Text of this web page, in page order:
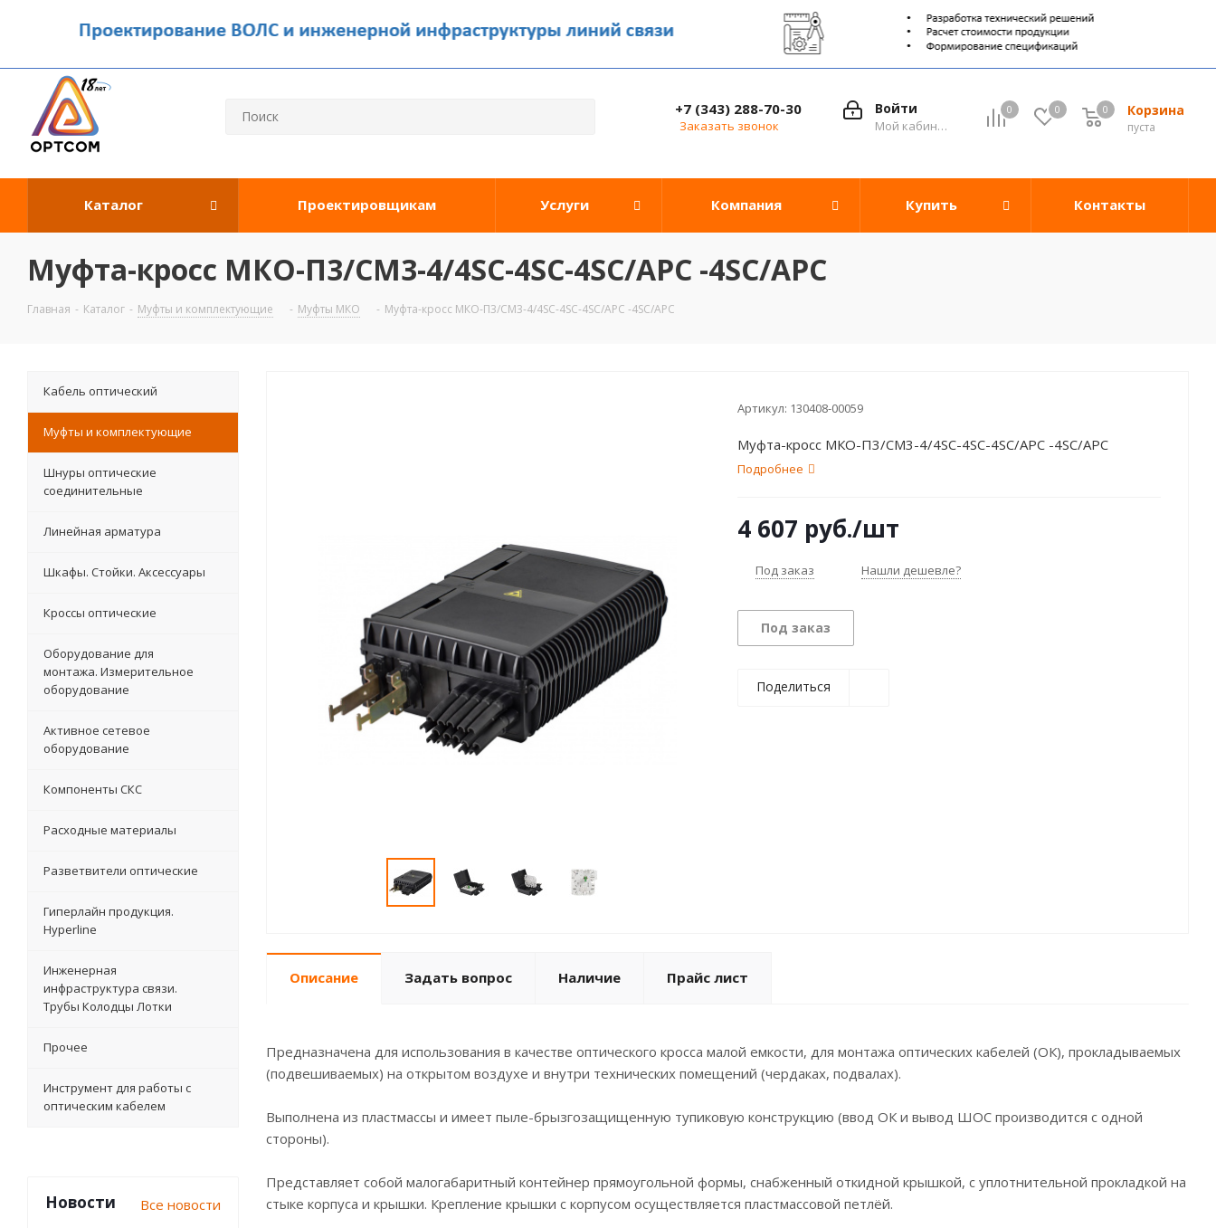
0 0 Корзина
0
пуста
0
Войти
Мой кабинет
+7 (343) 288-70-30
Заказать звонок
Каталог Проектировщикам Услуги Компания Купить Контакты
Муфта-кросс МКО-П3/СМ3-4/4SC-4SC-4SC/APC -4SC/APC
Главная - Каталог - Муфты и комплектующие - Муфты МКО - Муфта-кросс МКО-П3/СМ3-4/4SC-4SC-4SC/APC -4SC/APC
Артикул: 130408-00059
Муфта-кросс МКО-П3/СМ3-4/4SC-4SC-4SC/APC -4SC/APC
Подробнее
4 607 руб./шт
Под заказ Нашли дешевле?
Под заказ
Поделиться
Описание Задать вопрос Наличие Прайс лист
Предназначена для использования в качестве оптического кросса малой емкости, для монтажа оптических кабелей (ОК), прокладываемых
(подвешиваемых) на открытом воздухе и внутри технических помещений (чердаках, подвалах).
Выполнена из пластмассы и имеет пыле-брызгозащищенную тупиковую конструкцию (ввод ОК и вывод ШОС производится с одной
стороны).
Представляет собой малогабаритный контейнер прямоугольной формы, снабженный откидной крышкой, с уплотнительной прокладкой на
стыке корпуса и крышки. Крепление крышки с корпусом осуществляется пластмассовой петлёй.
Кабель оптический
Муфты и комплектующие
Шнуры оптические
соединительные
Линейная арматура
Шкафы. Стойки. Аксесcуары
Кроссы оптические
Оборудование для
монтажа. Измерительное
оборудование
Активное сетевое
оборудование
Компоненты СКС
Расходные материалы
Разветвители оптические
Гиперлайн продукция.
Hyperline
Инженерная
инфраструктура связи.
Трубы Колодцы Лотки
Прочее
Инструмент для работы с
оптическим кабелем
Новости Все новости